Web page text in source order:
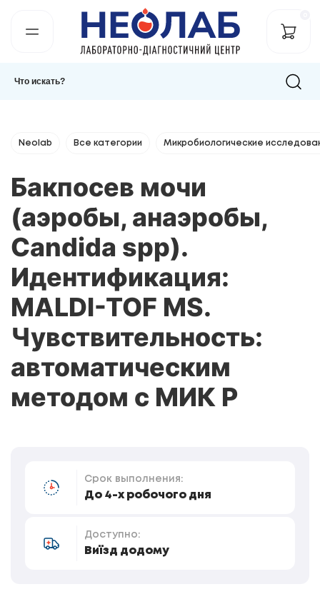
Neolab Все категории Микробиологические
Бакпосев мочи
(аэробы, анаэробы,
Candida spp).
Идентификация:
MALDI-TOF MS.
Чувствительность:
автоматическим
методом с МИК Р
Срок выполнения:
До 4-х робочого дня
Доступно:
Виїзд додому